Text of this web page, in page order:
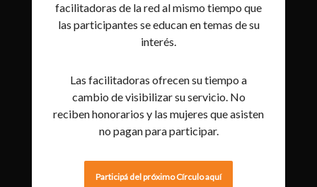
facilitadoras de la red al mismo tiempo que
las participantes se educan en temas de su
interés.
Las facilitadoras ofrecen su tiempo a
cambio de visibilizar su servicio. No
reciben honorarios y las mujeres que asisten
no pagan para participar.
Participá del próximo Círculo aquí